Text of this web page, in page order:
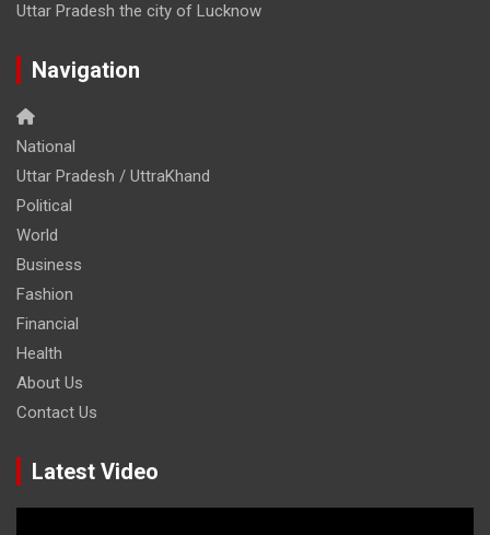
Uttar Pradesh the city of Lucknow
Navigation
National
Uttar Pradesh / UttraKhand
Political
World
Business
Fashion
Financial
Health
About Us
Contact Us
Latest Video